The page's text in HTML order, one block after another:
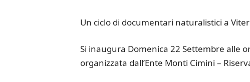
Un ciclo di documentari naturalistici a
Si inaugura Domenica 22 Settembre alle
organizzata dall’Ente Monti Cimini –